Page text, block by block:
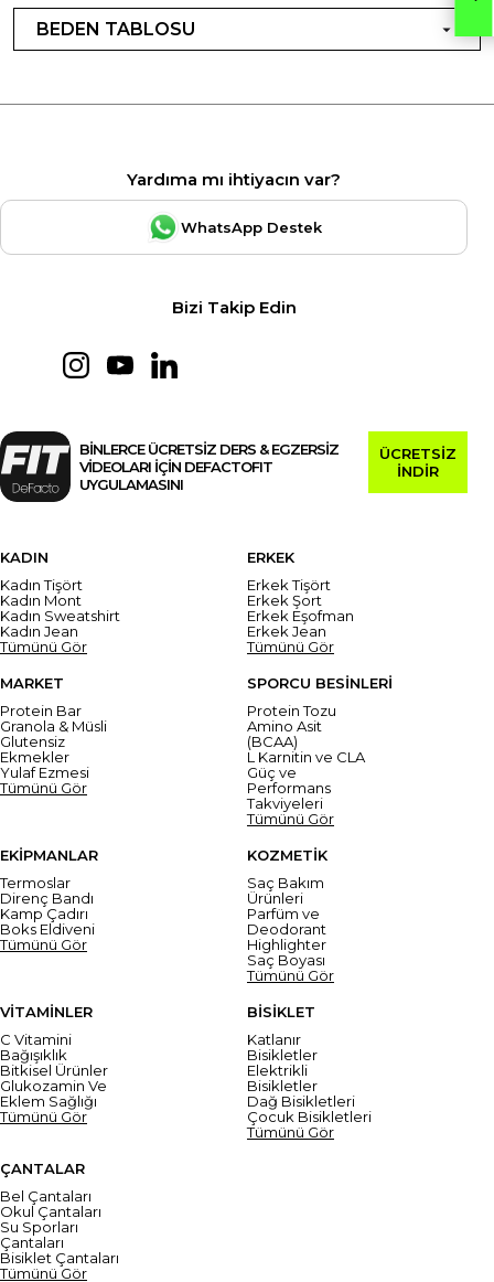
BEDEN TABLOSU
Yardıma mı ihtiyacın var?
WhatsApp Destek
Bizi Takip Edin
BİNLERCE ÜCRETSİZ DERS & EGZERSİZ
VİDEOLARI İÇİN DEFACTOFIT
UYGULAMASINI
ÜCRETSİZ
İNDİR
KADIN
Kadın Tişört
Kadın Mont
Kadın Sweatshirt
Kadın Jean
Tümünü Gör
ERKEK
Erkek Tişört
Erkek Şort
Erkek Eşofman
Erkek Jean
Tümünü Gör
MARKET
Protein Bar
Granola & Müsli
Glutensiz
Ekmekler
Yulaf Ezmesi
Tümünü Gör
SPORCU BESİNLERİ
Protein Tozu
Amino Asit
(BCAA)
L Karnitin ve CLA
Güç ve
Performans
Takviyeleri
Tümünü Gör
EKİPMANLAR
Termoslar
Direnç Bandı
Kamp Çadırı
Boks Eldiveni
Tümünü Gör
KOZMETİK
Saç Bakım
Ürünleri
Parfüm ve
Deodorant
Highlighter
Saç Boyası
Tümünü Gör
VİTAMİNLER
C Vitamini
Bağışıklık
Bitkisel Ürünler
Glukozamin Ve
Eklem Sağlığı
Tümünü Gör
BİSİKLET
Katlanır
Bisikletler
Elektrikli
Bisikletler
Dağ Bisikletleri
Çocuk Bisikletleri
Tümünü Gör
ÇANTALAR
Bel Çantaları
Okul Çantaları
Su Sporları
Çantaları
Bisiklet Çantaları
Tümünü Gör